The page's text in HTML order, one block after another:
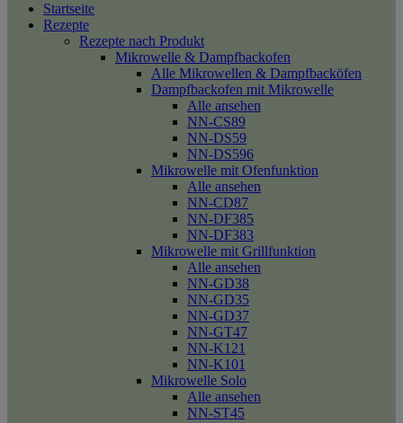
Startseite
Rezepte
Rezepte nach Produkt
Mikrowelle & Dampfbackofen
Alle Mikrowellen & Dampfbacköfen
Dampfbackofen mit Mikrowelle
Alle ansehen
NN-CS89
NN-DS59
NN-DS596
Mikrowelle mit Ofenfunktion
Alle ansehen
NN-CD87
NN-DF385
NN-DF383
Mikrowelle mit Grillfunktion
Alle ansehen
NN-GD38
NN-GD35
NN-GD37
NN-GT47
NN-K121
NN-K101
Mikrowelle Solo
Alle ansehen
NN-ST45